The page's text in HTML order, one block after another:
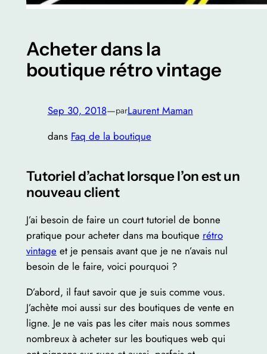
Acheter dans la
boutique rétro vintage
Sep 30, 2018—parLaurent Maman
dans Faq de la boutique
Tutoriel d’achat lorsque l’on est un
nouveau client
J’ai besoin de faire un court tutoriel de bonne
pratique pour acheter dans ma boutique rétro
vintage et je pensais avant que je ne n’avais nul
besoin de le faire, voici pourquoi ?
D’abord, il faut savoir que je suis comme vous.
J’achète moi aussi sur des boutiques de vente en
ligne. Je ne vais pas les citer mais nous sommes
nombreux à acheter sur les boutiques web qui